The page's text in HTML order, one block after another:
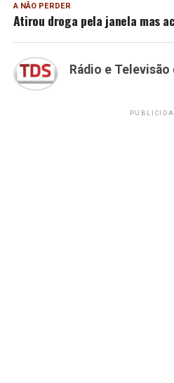
A NÃO PERDER
Atirou droga pela janela mas
Rádio e Televisão